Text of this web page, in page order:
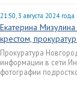
21:50, 3 августа 2024 года
Екатерина
крестом,
Прокуратура
информации в сети
фотографии